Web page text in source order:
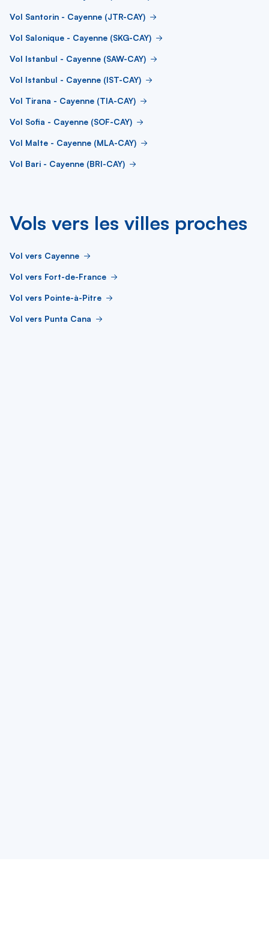
Vol Santorin - Cayenne (JTR-CAY)
Vol Salonique - Cayenne (SKG-CAY)
Vol Istanbul - Cayenne (SAW-CAY)
Vol Istanbul - Cayenne (IST-CAY)
Vol Tirana - Cayenne (TIA-CAY)
Vol Sofia - Cayenne (SOF-CAY)
Vol Malte - Cayenne (MLA-CAY)
Vol Bari - Cayenne (BRI-CAY)
Vols vers les villes proches
Vol vers Cayenne
Vol vers Fort-de-France
Vol vers Pointe-à-Pitre
Vol vers Punta Cana